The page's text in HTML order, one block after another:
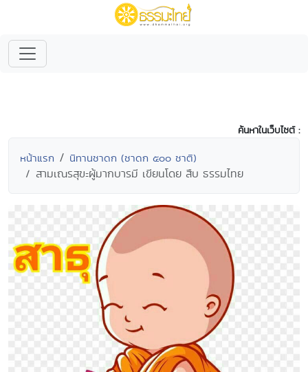
ค้นหาในเว็บไซต์ :
หน้าแรก นิทานชาดก (ชาดก ๕๐๐ ชาติ)
สามเณรสุขะผู้มากบารมี เขียนโดย สืบ ธรรมไทย